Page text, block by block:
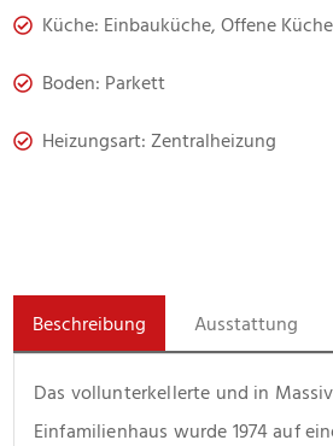
Küche: Einbauküche, Offene Küche
Boden: Parkett
Heizungsart: Zentralheizung
Beschreibung Ausstattung
Das vollunterkellerte und in
Einfamilienhaus wurde 1974 auf